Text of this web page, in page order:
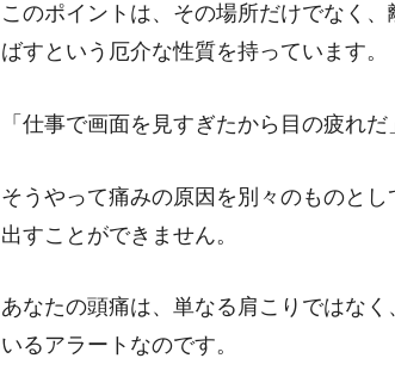
このポイントは、その場所だけでなく
ばすという厄介な性質を持っています。
「仕事で画面を見すぎたから目の疲れ
そうやって痛みの原因を別々のものと
出すことができません。
あなたの頭痛は、単なる肩こりではな
いるアラートなのです。